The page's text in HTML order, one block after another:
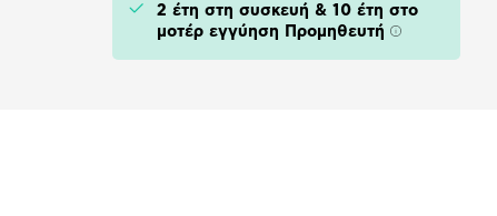
2 έτη στη συσκευή & 10 έτη στο
μοτέρ εγγύηση Προμηθευτή Πληροφορίες